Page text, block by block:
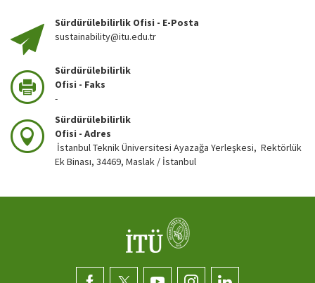
Sürdürülebilirlik Ofisi - E-Posta
sustainability@itu.edu.tr
Sürdürülebilirlik
Ofisi - Faks
-
Sürdürülebilirlik
Ofisi - Adres
İstanbul Teknik Üniversitesi Ayazağa Yerleşkesi, Rektörlük
Ek Binası, 34469, Maslak / İstanbul